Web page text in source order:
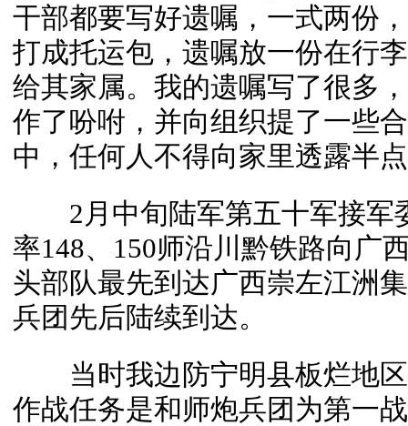
干部都要写好遗嘱，一式两份
打成托运包，遗嘱放一份在行
给其家属。我的遗嘱写了很多
作了吩咐，并向组织提了一些
中，任何人不得向家里透露半
2月中旬陆军第五十军接军
率148、150师沿川黔铁路向广
头部队最先到达广西崇左江洲
兵团先后陆续到达。
当时我边防宁明县板烂地区
作战任务是和师炮兵团为第一